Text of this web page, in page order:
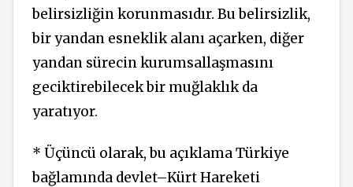
belirsizliğin korunmasıdır. Bu belirsizlik,
bir yandan esneklik alanı açarken, diğer
yandan sürecin kurumsallaşmasını
geciktirebilecek bir muğlaklık da
yaratıyor.
* Üçüncü olarak, bu açıklama Türkiye
bağlamında devlet–Kürt Hareketi